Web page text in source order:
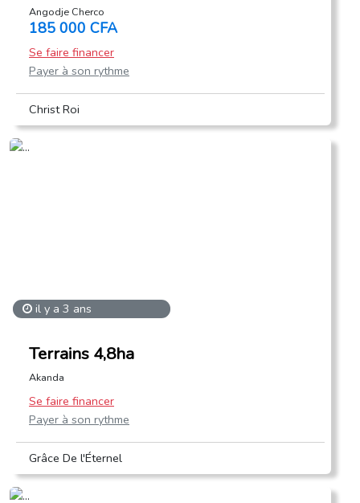
Angodje Cherco
185 000 CFA
Se faire financer
Payer à son rythme
Christ Roi
il y a 3 ans
Terrains 4,8ha
Akanda
Se faire financer
Payer à son rythme
Grâce De l'Éternel